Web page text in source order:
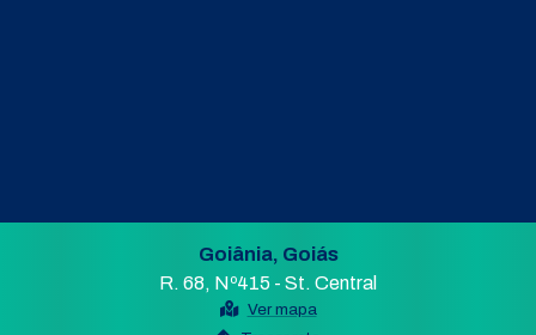
Goiânia, Goiás
R. 68, Nº415 - St. Central
Ver mapa